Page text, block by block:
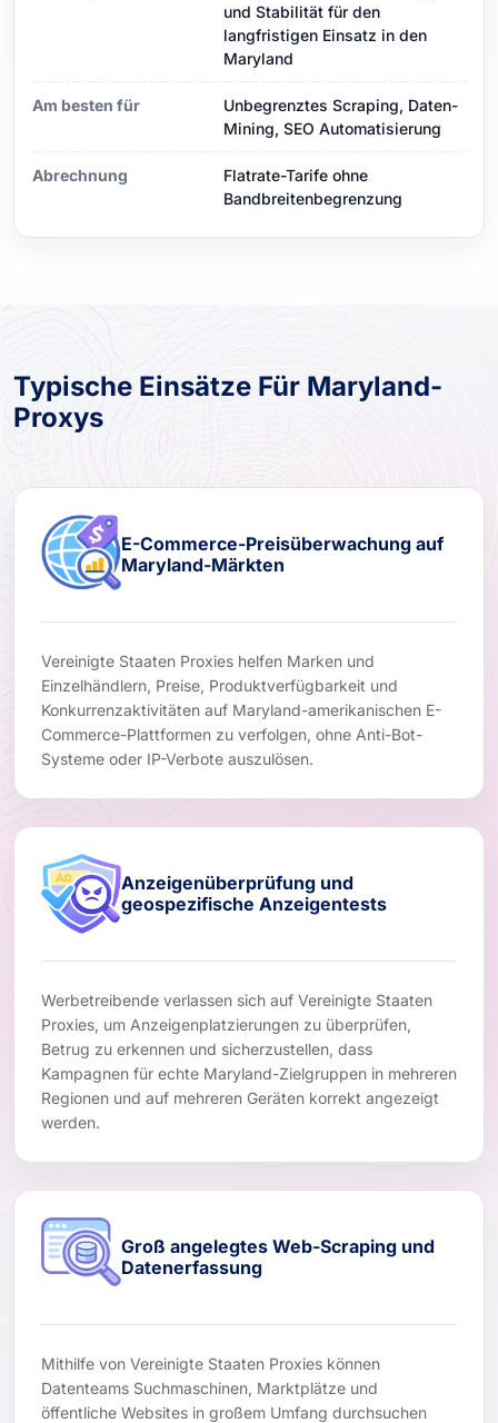
und Stabilität für den
langfristigen Einsatz in den
Maryland
Am besten für
Unbegrenztes Scraping, Daten-
Mining, SEO Automatisierung
Abrechnung
Flatrate-Tarife ohne
Bandbreitenbegrenzung
Typische Einsätze Für Maryland-
Proxys
E-Commerce-Preisüberwachung auf
Maryland-Märkten
Vereinigte Staaten Proxies helfen Marken und
Einzelhändlern, Preise, Produktverfügbarkeit und
Konkurrenzaktivitäten auf Maryland-amerikanischen E-
Commerce-Plattformen zu verfolgen, ohne Anti-Bot-
Systeme oder IP-Verbote auszulösen.
Anzeigenüberprüfung und
geospezifische Anzeigentests
Werbetreibende verlassen sich auf Vereinigte Staaten
Proxies, um Anzeigenplatzierungen zu überprüfen,
Betrug zu erkennen und sicherzustellen, dass
Kampagnen für echte Maryland-Zielgruppen in mehreren
Regionen und auf mehreren Geräten korrekt angezeigt
werden.
Groß angelegtes Web-Scraping und
Datenerfassung
Mithilfe von Vereinigte Staaten Proxies können
Datenteams Suchmaschinen, Marktplätze und
öffentliche Websites in großem Umfang durchsuchen